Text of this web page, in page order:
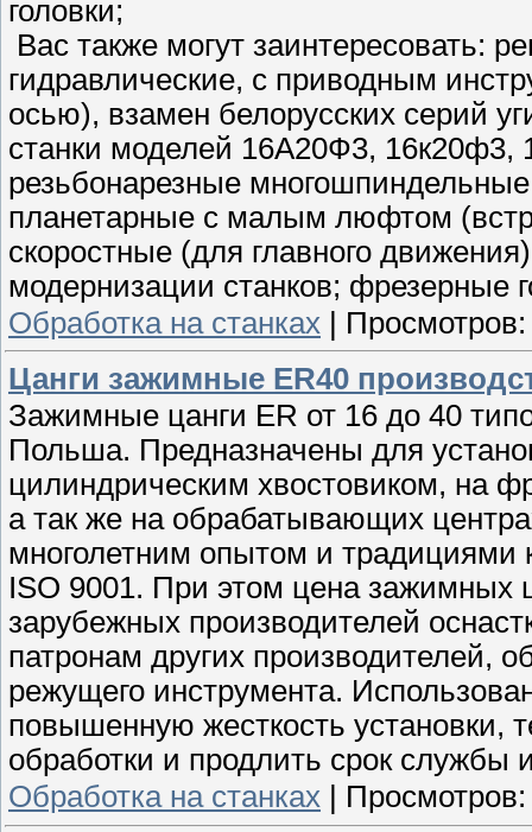
головки;
Вас также могут заинтересовать:
гидравлические, с приводным
осью), взамен белорусских серий
станки моделей 16А20Ф3,
резьбонарезные многошпиндельные
планетарные с малым люфтом
скоростные (для главного
модернизации станков; фрезерные
Обработка на станках | Просмотров:
Цанги зажимные ER40
Зажимные цанги ER от 16 до 40
Польша. Предназначены для
цилиндрическим хвостовиком, на
а так же на обрабатывающих
многолетним опытом и традициями
ISO 9001. При этом цена зажимных
зарубежных производителей
патронам других производителей,
режущего инструмента.
повышенную жесткость установки,
обработки и продлить срок службы
Обработка на станках
Просмотров: